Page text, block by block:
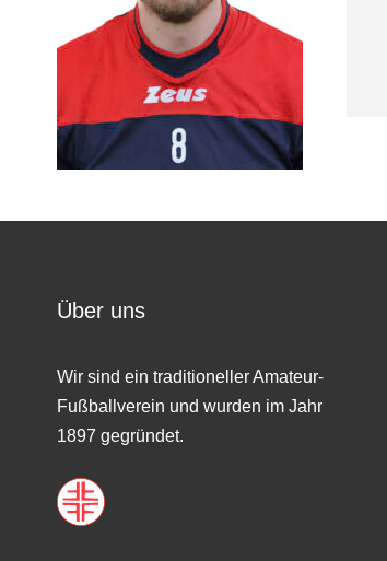
Über uns
Wir sind ein traditioneller Amateur-
Fußballverein und wurden im Jahr
1897 gegründet.